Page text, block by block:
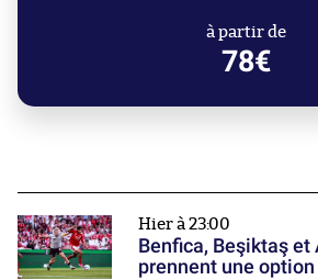
à partir de
78€
Hier à 23:00
Benfica, Beşiktaş et
prennent une